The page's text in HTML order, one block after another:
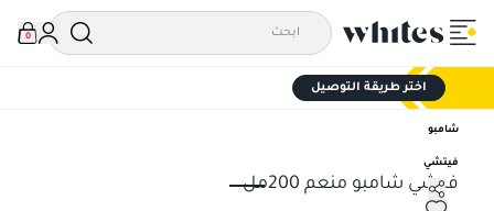
0
اختر طريقة التوصيل
شامبو
فيتشي
فيشي شامبو منعم 200مل